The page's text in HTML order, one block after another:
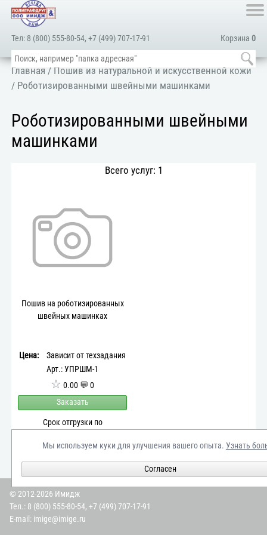
Корзина 0
Тел: 8 (800) 555-80-54,+7 (499) 707-17-91
Главная / Пошив из натуральной и искусственной кожи
/ Роботизированными швейными машинками
Роботизированными швейными
машинками
Всего услуг: 1
Пошив на роботизированных
швейных машинках
Цена:
Зависит от техзадания
Арт.: УПРШМ-1
☆ 0.00 💬 0
Заказать
Срок отгрузки по
Мы используем куки для улучшения вашего опыта. Узнать
Согласен
© 2012-2026 Имидж
Тел.: 8 (800) 555-80-54, +7 (499) 707-17-91
E-mail: imige@imige.ru